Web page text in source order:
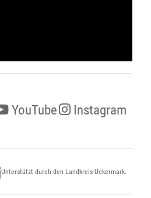
YouTube Instagram
Unterstützt durch den Landkreis Uckermark.